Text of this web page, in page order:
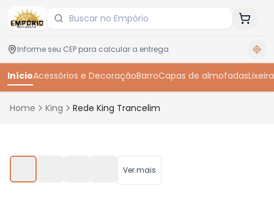
InícioAcessórios e DecoraçãoBarroCapas de almofadasLixeira
Home King Rede King Trancelim
Ver mais